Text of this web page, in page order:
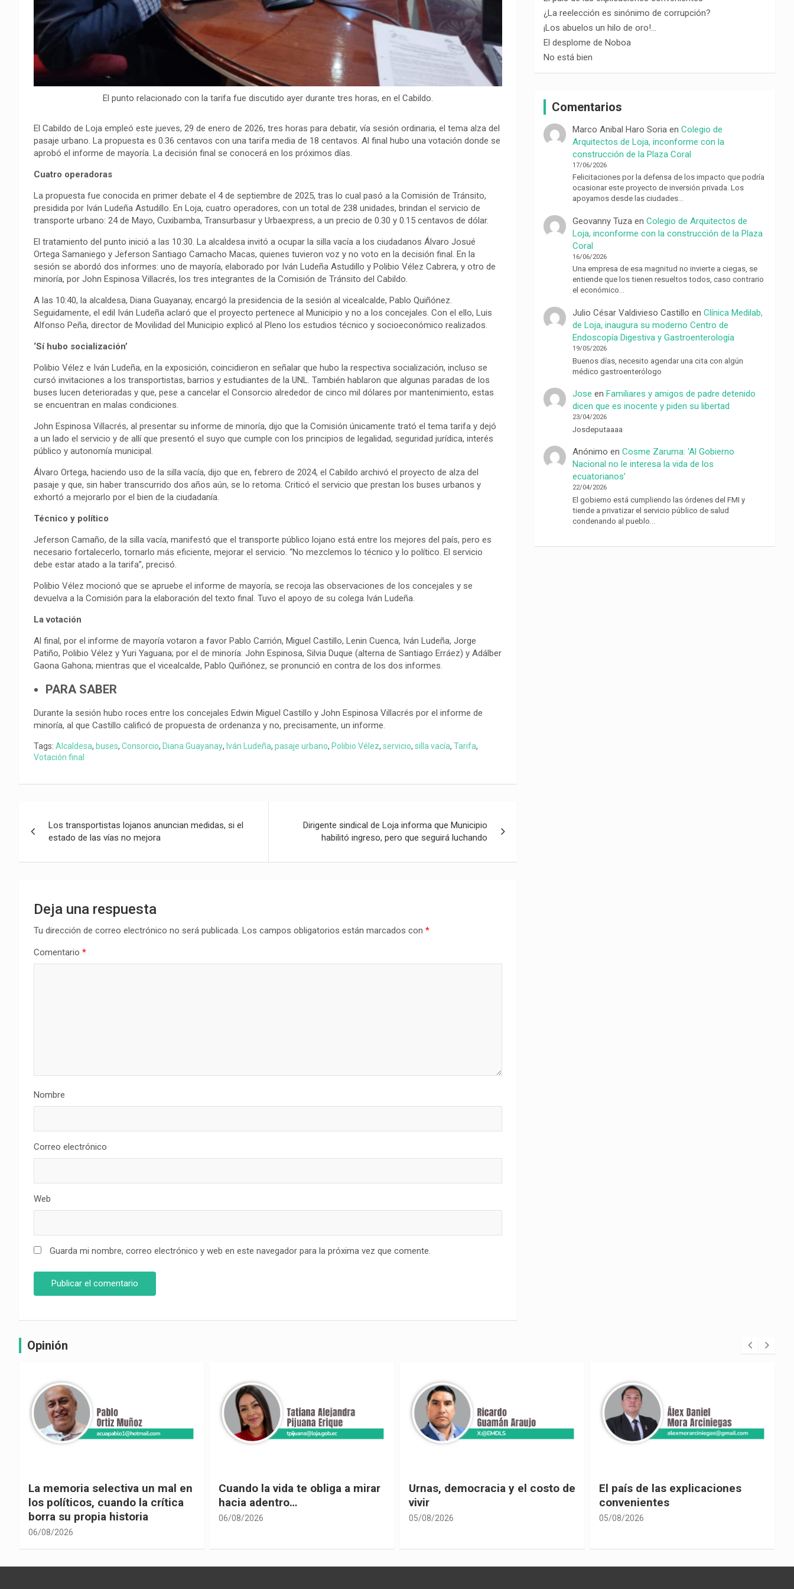
El punto relacionado con la tarifa fue discutido ayer durante tres horas, en el Cabildo.
El Cabildo de Loja empleó este jueves, 29 de enero de 2026, tres horas para debatir, vía sesión ordinaria, el tema alza del
pasaje urbano. La propuesta es 0.36 centavos con una tarifa media de 18 centavos. Al final hubo una votación donde se
aprobó el informe de mayoría. La decisión final se conocerá en los próximos días.
Cuatro operadoras
La propuesta fue conocida en primer debate el 4 de septiembre de 2025, tras lo cual pasó a la Comisión de Tránsito,
presidida por Iván Ludeña Astudillo. En Loja, cuatro operadores, con un total de 238 unidades, brindan el servicio de
transporte urbano: 24 de Mayo, Cuxibamba, Transurbasur y Urbaexpress, a un precio de 0.30 y 0.15 centavos de dólar.
El tratamiento del punto inició a las 10:30. La alcaldesa invitó a ocupar la silla vacía a los ciudadanos Álvaro Josué
Ortega Samaniego y Jeferson Santiago Camacho Macas, quienes tuvieron voz y no voto en la decisión final. En la
sesión se abordó dos informes: uno de mayoría, elaborado por Iván Ludeña Astudillo y Polibio Vélez Cabrera, y otro de
minoría, por John Espinosa Villacrés, los tres integrantes de la Comisión de Tránsito del Cabildo.
A las 10:40, la alcaldesa, Diana Guayanay, encargó la presidencia de la sesión al vicealcalde, Pablo Quiñónez.
Seguidamente, el edil Iván Ludeña aclaró que el proyecto pertenece al Municipio y no a los concejales. Con el ello, Luis
Alfonso Peña, director de Movilidad del Municipio explicó al Pleno los estudios técnico y socioeconómico realizados.
‘Sí hubo socialización’
Polibio Vélez e Iván Ludeña, en la exposición, coincidieron en señalar que hubo la respectiva socialización, incluso se
cursó invitaciones a los transportistas, barrios y estudiantes de la UNL. También hablaron que algunas paradas de los
buses lucen deterioradas y que, pese a cancelar el Consorcio alrededor de cinco mil dólares por mantenimiento, estas
se encuentran en malas condiciones.
John Espinosa Villacrés, al presentar su informe de minoría, dijo que la Comisión únicamente trató el tema tarifa y dejó
a un lado el servicio y de allí que presentó el suyo que cumple con los principios de legalidad, seguridad jurídica, interés
público y autonomía municipal.
Álvaro Ortega, haciendo uso de la silla vacía, dijo que en, febrero de 2024, el Cabildo archivó el proyecto de alza del
pasaje y que, sin haber transcurrido dos años aún, se lo retoma. Criticó el servicio que prestan los buses urbanos y
exhortó a mejorarlo por el bien de la ciudadanía.
Técnico y político
Jeferson Camaño, de la silla vacía, manifestó que el transporte público lojano está entre los mejores del país, pero es
necesario fortalecerlo, tornarlo más eficiente, mejorar el servicio. “No mezclemos lo técnico y lo político. El servicio
debe estar atado a la tarifa”, precisó.
Polibio Vélez mocionó que se apruebe el informe de mayoría, se recoja las observaciones de los concejales y se
devuelva a la Comisión para la elaboración del texto final. Tuvo el apoyo de su colega Iván Ludeña.
La votación
Al final, por el informe de mayoría votaron a favor Pablo Carrión, Miguel Castillo, Lenin Cuenca, Iván Ludeña, Jorge
Patiño, Polibio Vélez y Yuri Yaguana; por el de minoría: John Espinosa, Silvia Duque (alterna de Santiago Erráez) y Adálber
Gaona Gahona; mientras que el vicealcalde, Pablo Quiñónez, se pronunció en contra de los dos informes.
PARA SABER
Durante la sesión hubo roces entre los concejales Edwin Miguel Castillo y John Espinosa Villacrés por el informe de
minoría, al que Castillo calificó de propuesta de ordenanza y no, precisamente, un informe.
Tags: Alcaldesa, buses, Consorcio, Diana Guayanay, Iván Ludeña, pasaje urbano, Polibio Vélez, servicio, silla vacía, Tarifa,
Votación final
de
entradas
Los transportistas lojanos anuncian medidas, si el
estado de las vías no mejora
Dirigente sindical de Loja informa que Municipio
habilitó ingreso, pero que seguirá luchando
Deja una respuesta
Tu dirección de correo electrónico no será publicada. Los campos obligatorios están marcados con *
Comentario *
Nombre
Correo electrónico
Web
Guarda mi nombre, correo electrónico y web en este navegador para la próxima vez que comente.
¿La reelección es sinónimo de corrupción?
¡Los abuelos un hilo de oro!…
El desplome de Noboa
No está bien
Comentarios
Marco Anibal Haro Soria enColegio de
Arquitectos de Loja, inconforme con la
construcción de la Plaza Coral
17/06/2026
Felicitaciones por la defensa de los impacto que podría
ocasionar este proyecto de inversión privada. Los
apoyamos desde las ciudades…
Geovanny Tuza enColegio de Arquitectos de
Loja, inconforme con la construcción de la Plaza
Coral
16/06/2026
Una empresa de esa magnitud no invierte a ciegas, se
entiende que los tienen resueltos todos, caso contrario
el económico…
Julio César Valdivieso Castillo enClínica Medilab,
de Loja, inaugura su moderno Centro de
Endoscopía Digestiva y Gastroenterología
19/05/2026
Buenos días, necesito agendar una cita con algún
médico gastroenterólogo
Jose enFamiliares y amigos de padre detenido
dicen que es inocente y piden su libertad
23/04/2026
Josdeputaaaa
Anónimo enCosme Zaruma: ‘Al Gobierno
Nacional no le interesa la vida de los
ecuatorianos’
22/04/2026
El gobierno está cumpliendo las órdenes del FMI y
tiende a privatizar el servicio público de salud
condenando al pueblo…
Opinión
La memoria selectiva un mal en
los políticos, cuando la crítica
borra su propia historia
06/08/2026
Cuando la vida te obliga a mirar
hacia adentro…
06/08/2026
Urnas, democracia y el costo de
vivir
05/08/2026
El país de las explicaciones
convenientes
05/08/2026